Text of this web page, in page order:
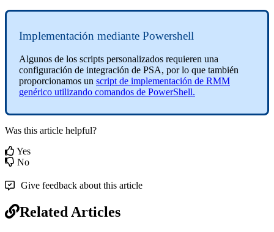
Implementación mediante Powershell
Algunos de los scripts personalizados requieren una
configuración de integración de PSA, por lo que también
proporcionamos un script de implementación de RMM
genérico utilizando comandos de PowerShell.
Was this article helpful?
Yes
No
Give feedback about this article
Related Articles